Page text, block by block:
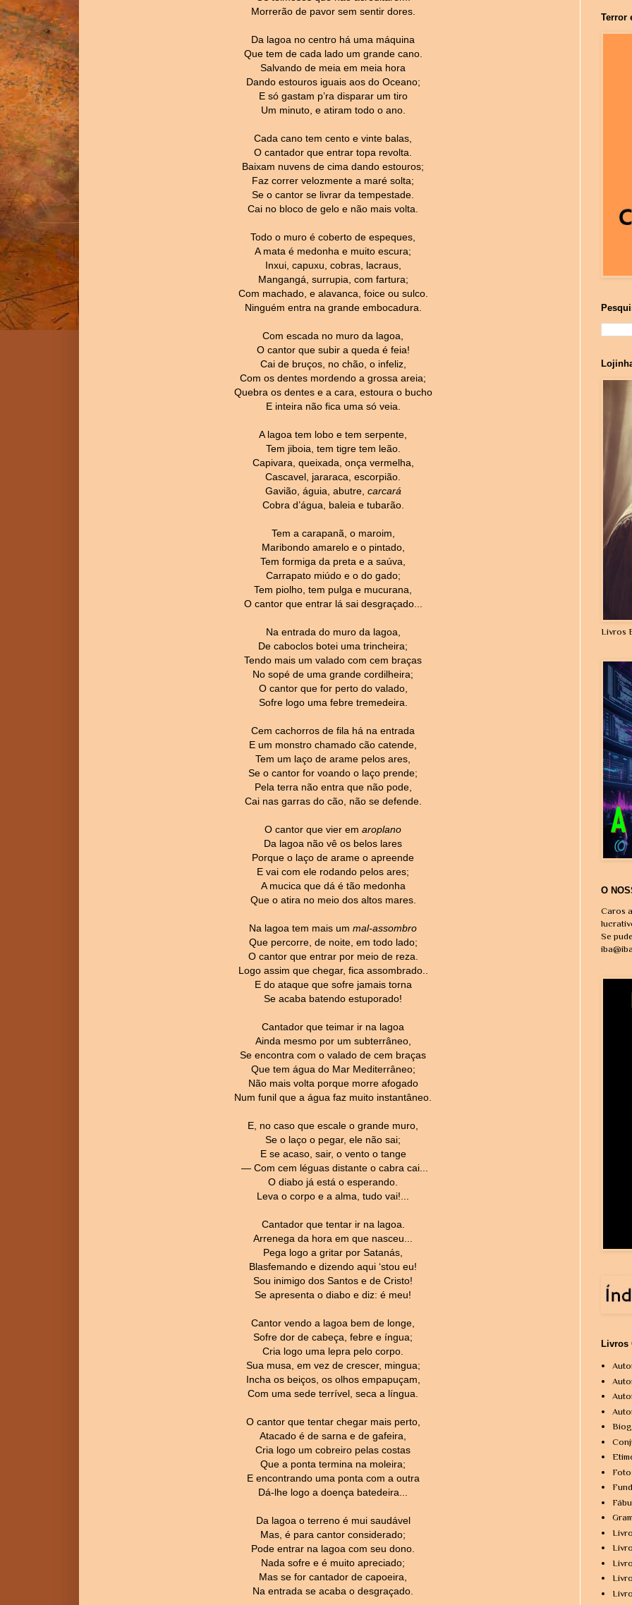
Morrerão de pavor sem sentir dores.
Da lagoa no centro há uma máquina
Que tem de cada lado um grande cano.
Salvando de meia em meia hora
Dando estouros iguais aos do Oceano;
E só gastam p’ra disparar um tiro
Um minuto, e atiram todo o ano.
Cada cano tem cento e vinte balas,
O cantador que entrar topa revolta.
Baixam nuvens de cima dando estouros;
Faz correr velozmente a maré solta;
Se o cantor se livrar da tempestade.
Cai no bloco de gelo e não mais volta.
Todo o muro é coberto de espeques,
A mata é medonha e muito escura;
Inxui, capuxu, cobras, lacraus,
Mangangá, surrupia, com fartura;
Com machado, e alavanca, foice ou sulco.
Ninguém entra na grande embocadura.
Com escada no muro da lagoa,
O cantor que subir a queda é feia!
Cai de bruços, no chão, o infeliz,
Com os dentes mordendo a grossa areia;
Quebra os dentes e a cara, estoura o bucho
E inteira não fica uma só veia.
A lagoa tem lobo e tem serpente,
Tem jiboia, tem tigre tem leão.
Capivara, queixada, onça vermelha,
Cascavel, jararaca, escorpião.
Gavião, águia, abutre, carcará
Cobra d’água, baleia e tubarão.
Tem a carapanã, o maroim,
Maribondo amarelo e o pintado,
Tem formiga da preta e a saúva,
Carrapato miúdo e o do gado;
Tem piolho, tem pulga e mucurana,
O cantor que entrar lá sai desgraçado...
Na entrada do muro da lagoa,
De caboclos botei uma trincheira;
Tendo mais um valado com cem braças
No sopé de uma grande cordilheira;
O cantor que for perto do valado,
Sofre logo uma febre tremedeira.
Cem cachorros de fila há na entrada
E um monstro chamado cão catende,
Tem um laço de arame pelos ares,
Se o cantor for voando o laço prende;
Pela terra não entra que não pode,
Cai nas garras do cão, não se defende.
O cantor que vier em aroplano
Da lagoa não vê os belos lares
Porque o laço de arame o apreende
E vai com ele rodando pelos ares;
A mucica que dá é tão medonha
Que o atira no meio dos altos mares.
Na lagoa tem mais um mal-assombro
Que percorre, de noite, em todo lado;
O cantor que entrar por meio de reza.
Logo assim que chegar, fica assombrado..
E do ataque que sofre jamais torna
Se acaba batendo estuporado!
Cantador que teimar ir na lagoa
Ainda mesmo por um subterrâneo,
Se encontra com o valado de cem braças
Que tem água do Mar Mediterrâneo;
Não mais volta porque morre afogado
Num funil que a água faz muito instantâneo.
E, no caso que escale o grande muro,
Se o laço o pegar, ele não sai;
E se acaso, sair, o vento o tange
— Com cem léguas distante o cabra cai...
O diabo já está o esperando.
Leva o corpo e a alma, tudo vai!...
Cantador que tentar ir na lagoa.
Arrenega da hora em que nasceu...
Pega logo a gritar por Satanás,
Blasfemando e dizendo aqui ‘stou eu!
Sou inimigo dos Santos e de Cristo!
Se apresenta o diabo e diz: é meu!
Cantor vendo a lagoa bem de longe,
Sofre dor de cabeça, febre e íngua;
Cria logo uma lepra pelo corpo.
Sua musa, em vez de crescer, mingua;
Incha os beiços, os olhos empapuçam,
Com uma sede terrível, seca a língua.
O cantor que tentar chegar mais perto,
Atacado é de sarna e de gafeira,
Cria logo um cobreiro pelas costas
Que a ponta termina na moleira;
E encontrando uma ponta com a outra
Dá-lhe logo a doença batedeira...
Da lagoa o terreno é mui saudável
Mas, é para cantor considerado;
Pode entrar na lagoa com seu dono.
Nada sofre e é muito apreciado;
Mas se for cantador de capoeira,
Na entrada se acaba o desgraçado.
Terror
Livros
O
Caros
Se
Livros